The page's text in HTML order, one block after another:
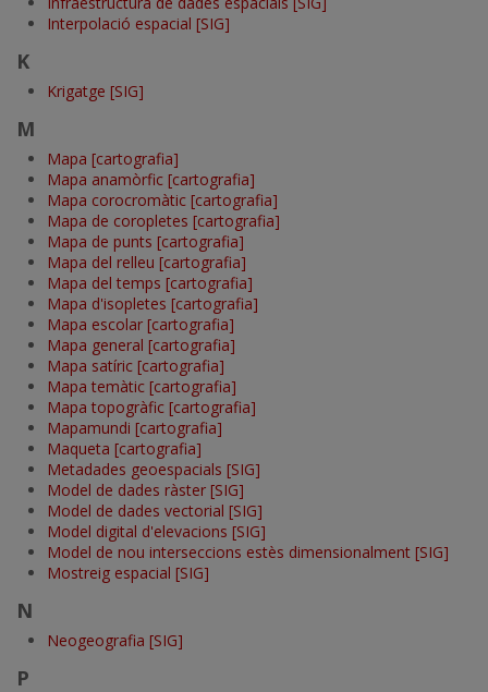
Interpolació espacial [SIG]
K
Krigatge [SIG]
M
Mapa [cartografia]
Mapa anamòrfic [cartografia]
Mapa corocromàtic [cartografia]
Mapa de coropletes [cartografia]
Mapa de punts [cartografia]
Mapa del relleu [cartografia]
Mapa del temps [cartografia]
Mapa d'isopletes [cartografia]
Mapa escolar [cartografia]
Mapa general [cartografia]
Mapa satíric [cartografia]
Mapa temàtic [cartografia]
Mapa topogràfic [cartografia]
Mapamundi [cartografia]
Maqueta [cartografia]
Metadades geoespacials [SIG]
Model de dades ràster [SIG]
Model de dades vectorial [SIG]
Model digital d'elevacions [SIG]
Model de nou interseccions estès dimensionalment [SIG]
Mostreig espacial [SIG]
N
Neogeografia [SIG]
P